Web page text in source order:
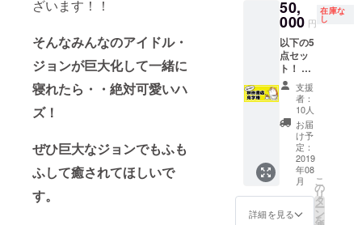
ざいます！！
そんなみんなのアイドル・
ジョンが巨大化して一緒に
寝れたら・・絶対可愛いハ
ズ！
ぜひ巨大なジョンでもふも
ふして癒されてほしいで
す。
CAMPF
IREの
ユー
ザー名
を掲載
いたし
ます。
ご了承
くださ
い。
詰め合
わせ（3
話分）
④複製
原稿5枚
（全5種
セッ
ト）
※②は支
援時
に、必
ず備考
欄に掲
載する
お名前
をご記
入くだ
50,
000 円
在庫な
し
以下の5
点セッ
ト！ ①
描き下
ろしイ
ラスト
付きお
礼メー
感謝祭
会場内
に支援
者のお
名前掲
支援
者：
10人
お届
け予
定：
2019
年08
月
詳細を見る
こ
の
リ
タ
ー
ン
を